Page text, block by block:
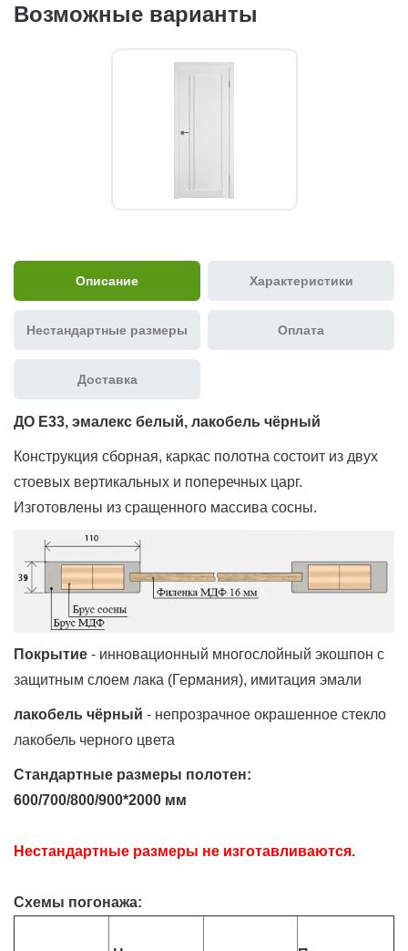
Возможные варианты
Описание Характеристики
Нестандартные размеры Оплата
Доставка
ДО E33, эмалекс белый, лакобель чёрный
Конструкция сборная, каркас полотна состоит из двух
стоевых вертикальных и поперечных царг.
Изготовлены из сращенного массива сосны.
Покрытие - инновационный многослойный экошпон с
защитным слоем лака (Германия), имитация эмали
лакобель чёрный - непрозрачное окрашенное стекло
лакобель черного цвета
Стандартные размеры полотен:
600/700/800/900*2000 мм
Нестандартные размеры не изготавливаются.
Схемы погонажа: